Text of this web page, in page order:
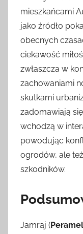
mieszkańcami
jako źródło
obecnych
ciekawość
zwłaszcza w
zachowaniami
skutkami
zadomawiają
wchodzą w
powodując
ogrodów, ale
szkodników.
Jamraj (